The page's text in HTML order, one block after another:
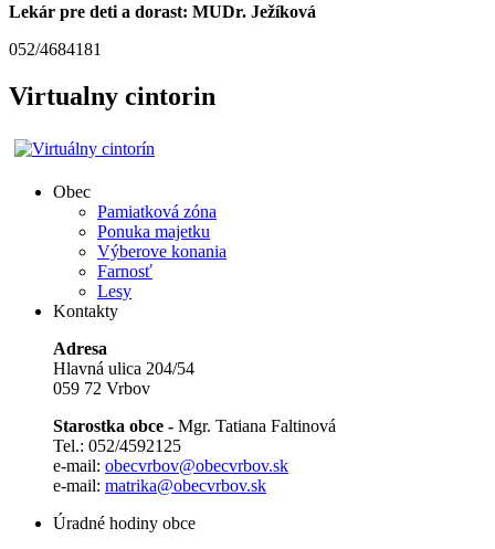
Lekár pre deti a dorast: MUDr. Ježíková
052/4684181
Virtualny cintorin
Obec
Pamiatková zóna
Ponuka majetku
Výberove konania
Farnosť
Lesy
Kontakty
Adresa
Hlavná ulica 204/54
059 72 Vrbov
Starostka obce - Mgr. Tatiana Faltinová
Tel.: 052/4592125
e-mail: obecvrbov@obecvrbov.sk
e-mail: matrika@obecvrbov.sk
Úradné hodiny obce